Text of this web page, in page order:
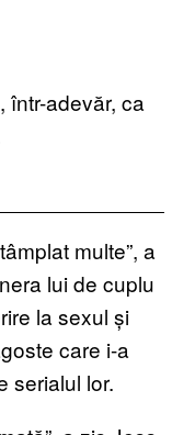
într-adevăr, ca
multe”, a
lui de cuplu
la sexul și
care i-a
serialul lor.